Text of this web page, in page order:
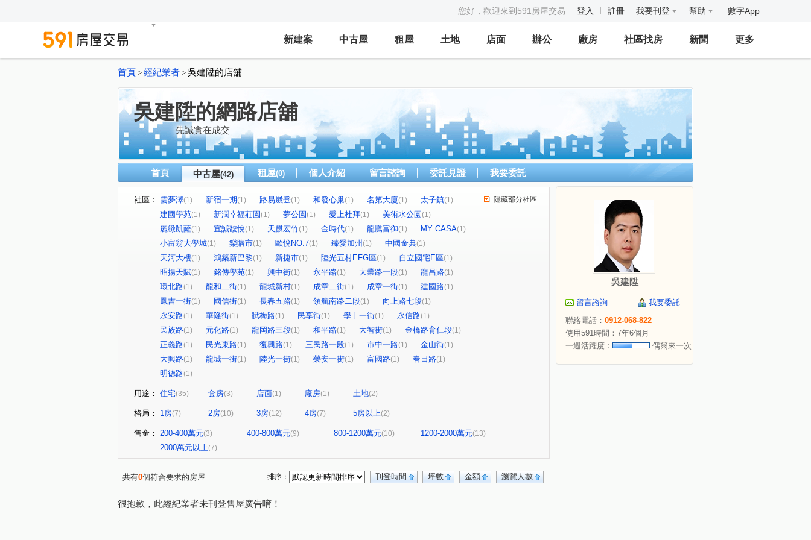
您好，歡迎來到591房屋交易 登入 註冊 我要刊登 幫助 數字App
新建案 中古屋 租屋 土地 店面 辦公 廠房 社區找房 新聞 更多
首頁 > 經紀業者 > 吳建陞的店舖
吳建陞的網路店舖
先誠實在成交
首頁 中古屋(42) 租屋(0) 個人介紹 留言諮詢 委託見證 我要委託
社區： 雲夢澤(1) 新宿一期(1) 路易崴登(1) 和發心巢(1) 名第大廈(1) 太子鎮(1)
建國學苑(1) 新潤幸福莊園(1) 夢公園(1) 愛上杜拜(1) 美術水公園(1)
麗緻凱薩(1) 宜誠馥悅(1) 天麒宏竹(1) 金時代(1) 龍騰富御(1) MY CASA(1)
小富翁大學城(1) 樂購市(1) 歐悅NO.7(1) 臻愛加州 (1) 中國金典(1)
天河大樓(1) 鴻築新巴黎(1) 新捷市(1) 陸光五村EFG區(1) 自立國宅E區(1)
昭揚天賦(1) 銘傳學苑(1) 興中街(1) 永平路(1) 大業路一段(1) 龍昌路(1)
環北路(1) 龍和二街(1) 龍城新村(1) 成章二街(1) 成章一街(1) 建國路(1)
鳳吉一街(1) 國信街(1) 長春五路(1) 領航南路二段(1) 向上路七段(1)
永安路(1) 華隆街(1) 賦梅路(1) 民享街(1) 學十一街(1) 永信路(1)
民族路(1) 元化路(1) 龍岡路三段(1) 和平路(1) 大智街(1) 金橋路育仁段(1)
正義路(1) 民光東路(1) 復興路(1) 三民路一段(1) 市中一路(1) 金山街(1)
大興路(1) 龍城一街(1) 陸光一街(1) 榮安一街(1) 富國路(1) 春日路(1)
明德路(1)
隱藏部分社區
用途： 住宅(35) 套房(3) 店面(1) 廠房(1) 土地(2)
格局： 1房(7) 2房(10) 3房(12) 4房(7) 5房以上(2)
售金： 200-400萬元(3) 400-800萬元(9) 800-1200萬元(10) 1200-2000萬元(13)
2000萬元以上(7)
共有0個符合要求的房屋 瀏覽人數
金額
坪數
刊登時間
排序：
很抱歉，此經紀業者未刊登售屋廣告唷！
吳建陞
留言諮詢
我要委託
聯絡電話： 0912-068-822
使用591時間：7年6個月
一週活躍度：
偶爾來一次